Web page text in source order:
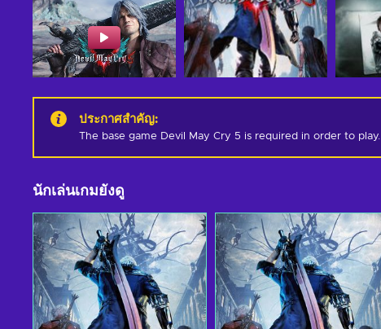
ประกาศสำคัญ:
The base game Devil May Cry 5 is required in order to play.
นักเล่นเกมยังดู